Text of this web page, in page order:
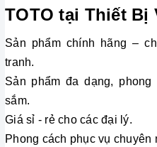
TOTO tại Thiết Bị
Sản phẩm chính hãng –
tranh.
Sản phẩm đa dạng,
sắm.
Giá sỉ - rẻ cho các đại lý.
Phong cách phục vụ